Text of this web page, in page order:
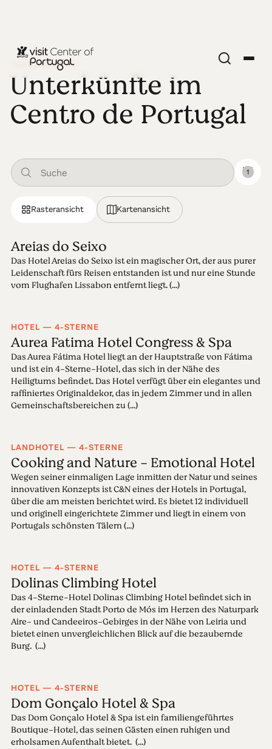
UNTERKÜNFTE
Unterkünfte im
Centro de Portugal
1
Rasteransicht Kartenansicht
Areias do Seixo
Das Hotel Areias do Seixo ist ein magischer Ort, der aus purer
Leidenschaft fürs Reisen entstanden ist und nur eine Stunde
vom Flughafen Lissabon entfernt liegt. (...)
HOTEL — 4-STERNE
Aurea Fatima Hotel Congress & Spa
Das Aurea Fátima Hotel liegt an der Hauptstraße von Fátima
und ist ein 4-Sterne-Hotel, das sich in der Nähe des
Heiligtums befindet. Das Hotel verfügt über ein elegantes und
raffiniertes Originaldekor, das in jedem Zimmer und in allen
Gemeinschaftsbereichen zu (...)
LANDHOTEL — 4-STERNE
Cooking and Nature - Emotional Hotel
Wegen seiner einmaligen Lage inmitten der Natur und seines
innovativen Konzepts ist C&N eines der Hotels in Portugal,
über die am meisten berichtet wird. Es bietet 12 individuell
und originell eingerichtete Zimmer und liegt in einem von
Portugals schönsten Tälern (...)
HOTEL — 4-STERNE
Dolinas Climbing Hotel
Das 4-Sterne-Hotel Dolinas Climbing Hotel befindet sich in
der einladenden Stadt Porto de Mós im Herzen des Naturpark
Aire- und Candeeiros-Gebirges in der Nähe von Leiria und
bietet einen unvergleichlichen Blick auf die bezaubernde
Burg. (...)
HOTEL — 4-STERNE
Dom Gonçalo Hotel & Spa
Das Dom Gonçalo Hotel & Spa ist ein familiengeführtes
Boutique-Hotel, das seinen Gästen einen ruhigen und
erholsamen Aufenthalt bietet. (...)